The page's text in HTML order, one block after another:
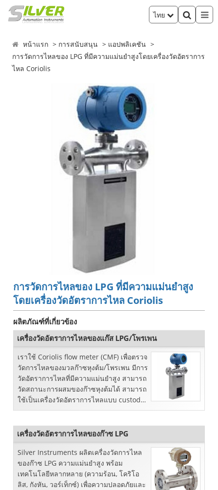
ไทย
หน้าแรก การสนับสนุน
แอปพลิเคชัน
การวัดการไหลของ LPG ที่มีความแม่นยำสูงโดยเครื่องวัดอัตราการ
ไหล Coriolis
การวัดการไหลของ LPG ที่มีความแม่นยำสูง
โดยเครื่องวัดอัตราการไหล Coriolis
ผลิตภัณฑ์ที่เกี่ยวข้อง
เครื่องวัดอัตราการไหลของแก๊ส LPG/โพรเพน
เราใช้ Coriolis flow meter (CMF) เพื่อตรวจ
วัดการไหลของมวลก๊าซหุงต้ม/โพรเพน มีการ
วัดอัตราการไหลที่มีความแม่นยำสูง สามารถ
วัดสถานะการผสมของก๊าซหุงต้มได้ สามารถ
ใช้เป็นเครื่องวัดอัตราการไหลแบบ custody
transfer
เครื่องวัดอัตราการไหลของก๊าซ LPG
Silver Instruments ผลิตเครื่องวัดการไหล
ของก๊าซ LPG ความแม่นยำสูง พร้อม
เทคโนโลยีหลากหลาย (ความร้อน, โคริโอ
ลิส, กังหัน, วอร์เท็กซ์) เพื่อความปลอดภัยและ